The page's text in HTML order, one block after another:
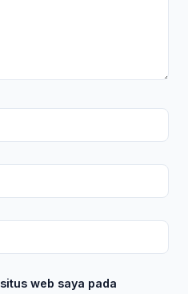
web saya pada